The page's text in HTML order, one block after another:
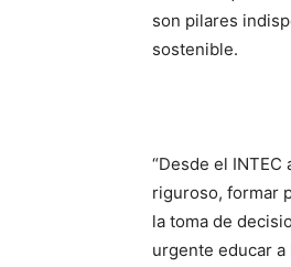
son pilares
sostenible.
“Desde el
riguroso, formar
la toma de
urgente educar